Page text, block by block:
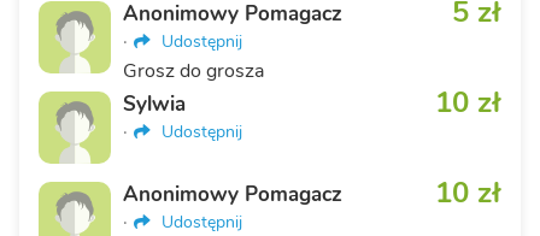
5 zł
Anonimowy Pomagacz
· Udostępnij
Grosz do grosza
10 zł
Sylwia
· Udostępnij
10 zł
Anonimowy Pomagacz
· Udostępnij